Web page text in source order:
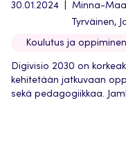
30.01.2024
Minna-
Tyrväinen,
Koulutus ja oppiminen
Digivisio 2030 on
kehitetään jatkuvaan
sekä pedagogiikkaa.